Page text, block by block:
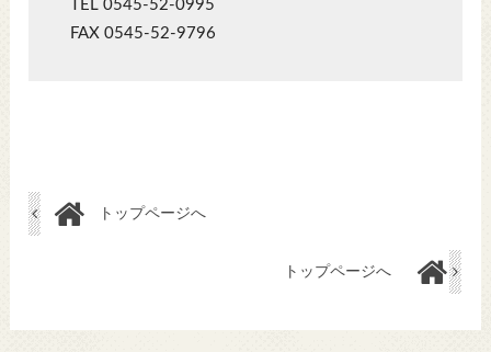
TEL 0545-52-0995
FAX 0545-52-9796
トップページへ
トップページへ